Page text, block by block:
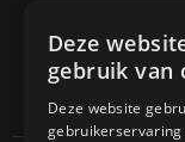
Deze
gebruik van
Deze website